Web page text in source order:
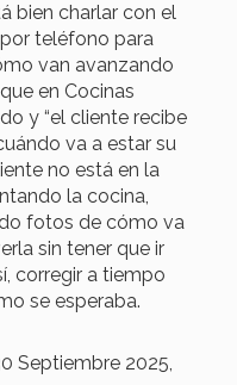
bien charlar con el
teléfono para
van avanzando
en Cocinas
y “el cliente recibe
va a estar su
no está en la
la cocina,
fotos de cómo va
sin tener que ir
corregir a tiempo
se esperaba.
Septiembre 2025,